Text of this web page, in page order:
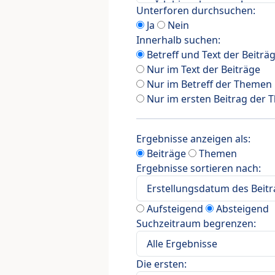
Unterforen durchsuchen:
Ja
Nein
Innerhalb suchen:
Betreff und Text der
Nur im Text der Beiträge
Nur im Betreff der Themen
Nur im ersten Beitrag der
Ergebnisse anzeigen als:
Beiträge
Themen
Ergebnisse sortieren nach:
Aufsteigend
Absteigend
Suchzeitraum begrenzen:
Die ersten: